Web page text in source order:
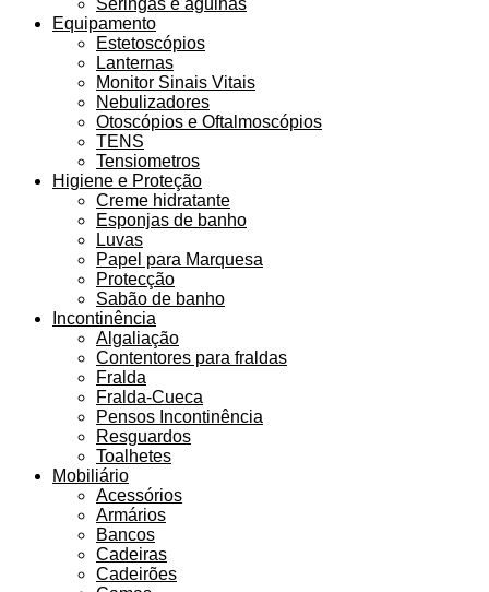
Seringas e agulhas
Equipamento
Estetoscópios
Lanternas
Monitor Sinais Vitais
Nebulizadores
Otoscópios e Oftalmoscópios
TENS
Tensiometros
Higiene e Proteção
Creme hidratante
Esponjas de banho
Luvas
Papel para Marquesa
Protecção
Sabão de banho
Incontinência
Algaliação
Contentores para fraldas
Fralda
Fralda-Cueca
Pensos Incontinência
Resguardos
Toalhetes
Mobiliário
Acessórios
Armários
Bancos
Cadeiras
Cadeirões